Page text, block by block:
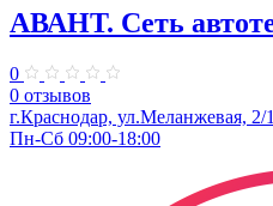
АВАНТ. ​Сеть
0
0 отзывов
​г.Краснодар, ул.Меланжевая, 2/1
Пн-Сб 09:00-18:00